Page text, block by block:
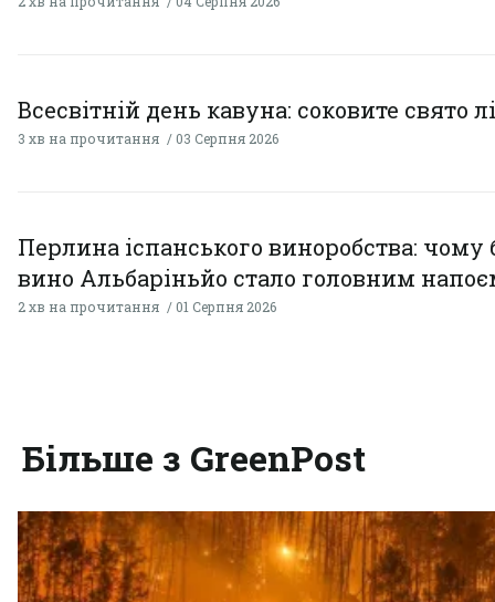
Всесвітній день кавуна: соковите свято
3 хв на прочитання 03 Серпня 2026
Перлина іспанського виноробства: чому
вино Альбаріньйо стало головним
2 хв на прочитання 01 Серпня 2026
Більше з GreenPost